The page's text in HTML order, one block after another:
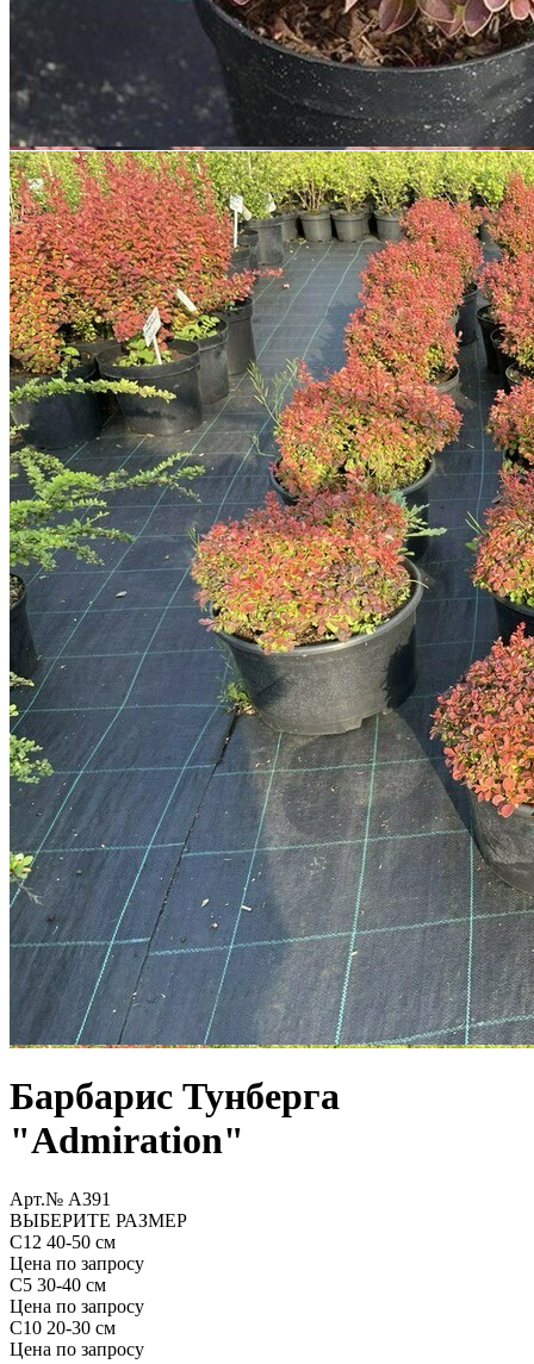
Барбарис Тунберга
"Admiration"
Арт.№ A391
ВЫБЕРИТЕ РАЗМЕР
С12 40-50 см
Цена по запросу
С5 30-40 см
Цена по запросу
С10 20-30 см
Цена по запросу